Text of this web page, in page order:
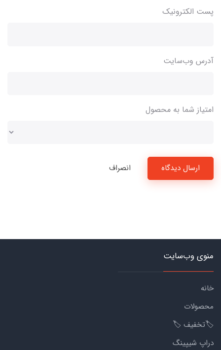
پست الکترونیک
آدرس وب‌سایت
امتیاز شما به محصول
ارسال دیدگاه انصراف
منوی وب‌سایت
خانه
محصولات
🏷️تخفیف 🏷️
دراپ شیپینگ